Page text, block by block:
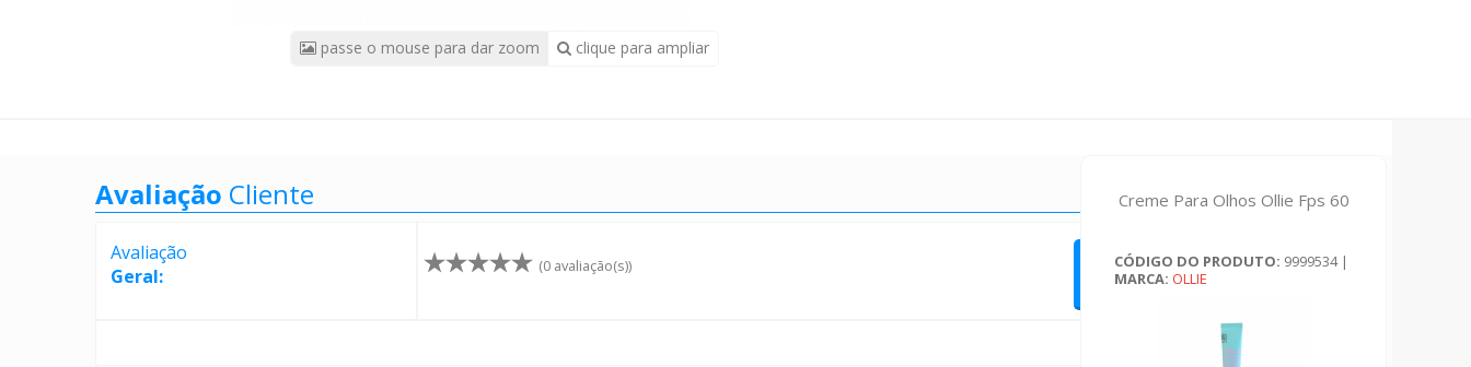
passe o mouse para dar zoom clique para ampliar
Creme Para Olhos Ollie Fps 60
CÓDIGO DO PRODUTO: 9999534 |
MARCA: OLLIE
Avaliação Cliente
Avaliação
Geral:
(0 avaliação(s)) QUERO FAZER UMA AVALIAÇÃO